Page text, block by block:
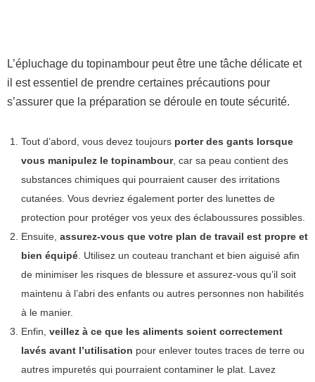
L’épluchage du topinambour peut être une tâche délicate et
il est essentiel de prendre certaines précautions pour
s’assurer que la préparation se déroule en toute sécurité.
Tout d’abord, vous devez toujours porter des gants lorsque
vous manipulez le topinambour, car sa peau contient des
substances chimiques qui pourraient causer des irritations
cutanées. Vous devriez également porter des lunettes de
protection pour protéger vos yeux des éclaboussures possibles.
Ensuite, assurez-vous que votre plan de travail est propre et
bien équipé . Utilisez un couteau tranchant et bien aiguisé afin
de minimiser les risques de blessure et assurez-vous qu’il soit
maintenu à l’abri des enfants ou autres personnes non habilités
à le manier.
Enfin, veillez à ce que les aliments soient correctement
lavés avant l’utilisation pour enlever toutes traces de terre ou
autres impuretés qui pourraient contaminer le plat. Lavez